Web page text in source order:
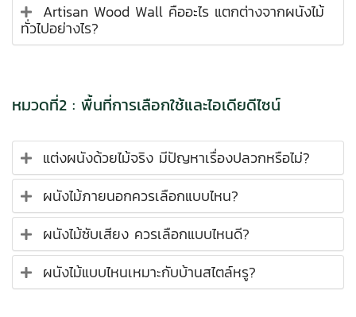
Artisan Wood Wall คืออะไร แตกต่างจากผนังไม้
ทั่วไปอย่างไร?
หมวดที่2 : พื้นที่การเลือกใช้และไอเดียดีไซน์
แต่งผนังด้วยไม้จริง มีปัญหาเรื่องปลวกหรือไม่?
ผนังไม้ภายนอกควรเลือกแบบไหน?
ผนังไม้ซับเสียง ควรเลือกแบบไหนดี?
ผนังไม้แบบไหนเหมาะกับบ้านสไตล์หรู?